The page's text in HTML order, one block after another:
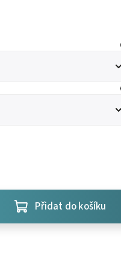
Přidat do košíku